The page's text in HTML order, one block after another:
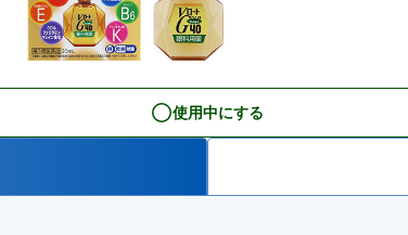
使用中にする